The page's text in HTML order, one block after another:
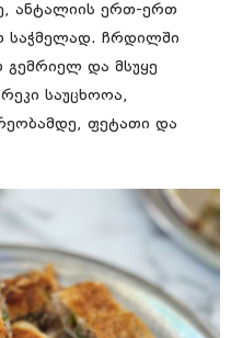
ანტალიის ერთ-ერთ
საჭმელად. ჩრდილში
გემრიელ და მსუყე
საუცხოოა,
ფეტათი და